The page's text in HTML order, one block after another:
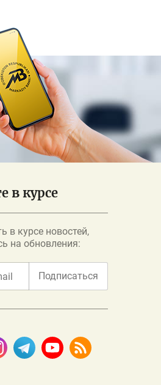
в курсе
в курсе новостей,
на обновления:
Подписаться